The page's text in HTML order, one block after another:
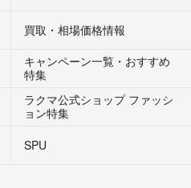
買取・相場価格情報
キャンペーン一覧・おすすめ
特集
ラクマ公式ショップ ファッシ
ョン特集
SPU